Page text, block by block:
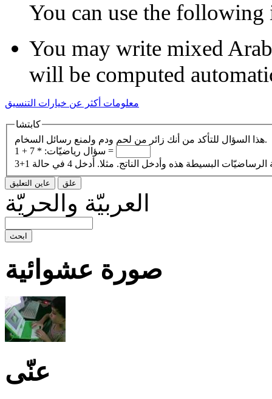
You may write mixed
will be computed
معلومات أكثر عن خيارات التنسيق
كابتشا
هذا السؤال للتأكد من أنك زائر من لحم ودم ولمنع رسائل السخام.
سؤال رياضيّات: * 7 + 1 =
العربيّة والحريّة
صورة عشوائية
عنّى